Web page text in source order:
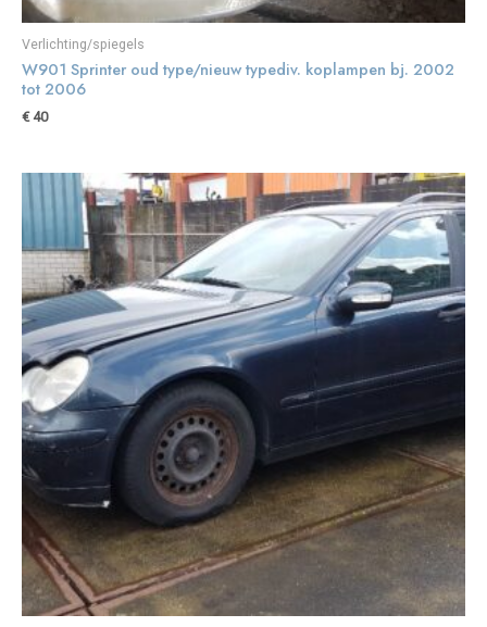
Verlichting/spiegels
W901 Sprinter oud type/nieuw typediv. koplampen bj. 2002
tot 2006
€40